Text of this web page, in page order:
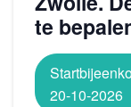
te
20-10-2026